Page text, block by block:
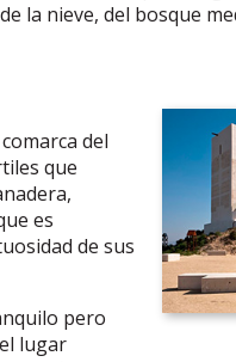
de la nieve, del bosque
del
que
es
de sus
pero
lugar